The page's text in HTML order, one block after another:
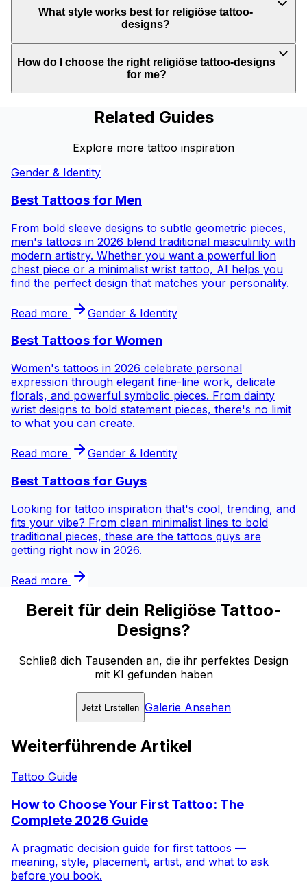
What style works best for religiöse tattoo-
designs?
How do I choose the right religiöse tattoo-designs
for me?
Related Guides
Explore more tattoo inspiration
Gender & Identity
Best Tattoos for Men
From bold sleeve designs to subtle geometric pieces,
men's tattoos in 2026 blend traditional masculinity with
modern artistry. Whether you want a powerful lion
chest piece or a minimalist wrist tattoo, AI helps you
find the perfect design that matches your personality.
Read more Gender & Identity
Best Tattoos for Women
Women's tattoos in 2026 celebrate personal
expression through elegant fine-line work, delicate
florals, and powerful symbolic pieces. From dainty
wrist designs to bold statement pieces, there's no limit
to what you can create.
Read more Gender & Identity
Best Tattoos for Guys
Looking for tattoo inspiration that's cool, trending, and
fits your vibe? From clean minimalist lines to bold
traditional pieces, these are the tattoos guys are
getting right now in 2026.
Read more
Bereit für dein Religiöse Tattoo-
Designs?
Schließ dich Tausenden an, die ihr perfektes Design
mit KI gefunden haben
Jetzt Erstellen Galerie Ansehen
Weiterführende Artikel
Tattoo Guide
How to Choose Your First Tattoo: The
Complete 2026 Guide
A pragmatic decision guide for first tattoos —
meaning, style, placement, artist, and what to ask
before you book.